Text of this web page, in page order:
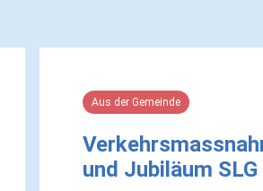
Aus der Gemeinde
und Jubiläum SLG